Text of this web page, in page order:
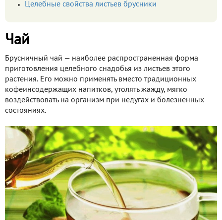
Целебные свойства листьев брусники
Чай
Брусничный чай — наиболее распространенная форма
приготовления целебного снадобья из листьев этого
растения. Его можно применять вместо традиционных
кофеинсодержащих напитков, утолять жажду, мягко
воздействовать на организм при недугах и болезненных
состояниях.